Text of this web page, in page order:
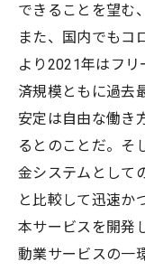
できることを望む
また、国内でもコ
より2021年はフ
済規模ともに過去
安定は自由な働き
るとのことだ。そ
金システムとして
と比較して迅速か
本サービスを開発
動業サービスの一